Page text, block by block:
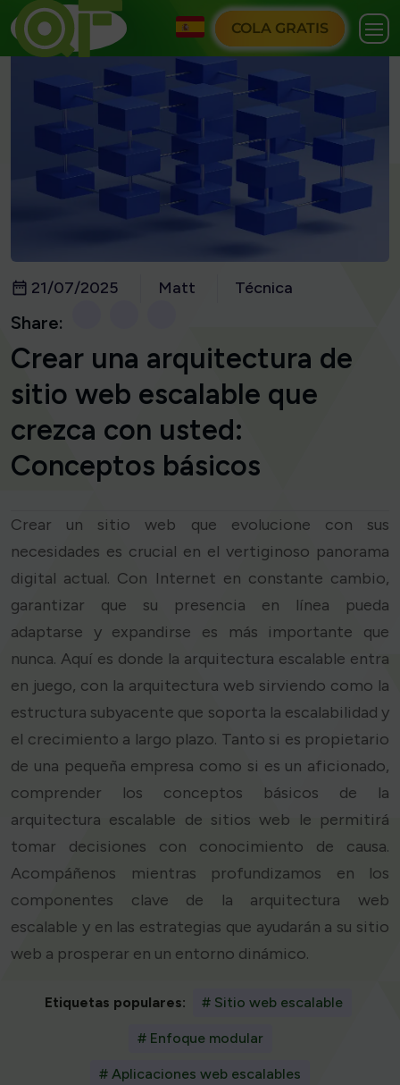
COLA GRATIS
21/07/2025 Matt Técnica
Share:
Crear una arquitectura de
sitio web escalable que
crezca con usted:
Conceptos básicos
Crear un sitio web que evolucione con sus
necesidades es crucial en el vertiginoso panorama
digital actual. Con Internet en constante cambio,
garantizar que su presencia en línea pueda
adaptarse y expandirse es más importante que
nunca. Aquí es donde la arquitectura escalable entra
en juego, con la arquitectura web sirviendo como la
estructura subyacente que soporta la escalabilidad y
el crecimiento a largo plazo. Tanto si es propietario
de una pequeña empresa como si es un aficionado,
comprender los conceptos básicos de la
arquitectura escalable de sitios web le permitirá
tomar decisiones con conocimiento de causa.
Acompáñenos mientras profundizamos en los
componentes clave de la arquitectura web
escalable y en las estrategias que ayudarán a su sitio
web a prosperar en un entorno dinámico.
Etiquetas populares: # Sitio web escalable
# Enfoque modular
# Aplicaciones web escalables